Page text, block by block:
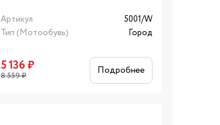
Артикул
5001/W
Тип (Мотообувь)
Город
5 136₽
8 559₽ Подробнее